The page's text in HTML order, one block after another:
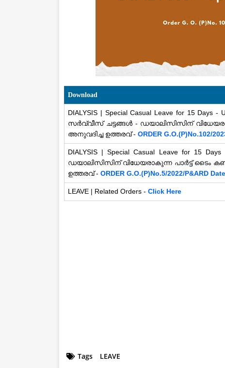
Download
DIALYSIS | Special Casual Leave for 15 Days
സർവ്വീസ് ചട്ടങ്ങൾ - ഡയാലിസിസിന്
അനുവദിച്ച ഉത്തരവ് - ORDER G.O.(P)No.102/
DIALYSIS | Special Casual Leave for 15
ഡയാലിസിസിന് വിധേയരാകുന്ന പാർട്ട് ടൈം
ഉത്തരവ് - ORDER G.O.(P)No.5/2022/P&ARD
LEAVE | Related Orders - Click Here
Tags LEAVE